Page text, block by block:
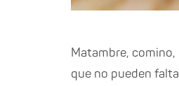
Matambre,
que no pueden